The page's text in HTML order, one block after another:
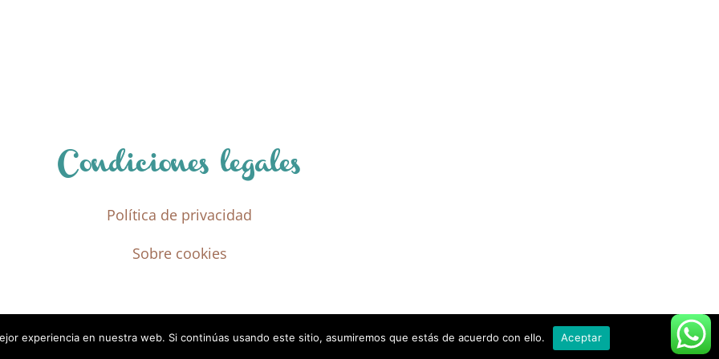
Condiciones legales
Política de privacidad
Sobre cookies
experiencia en nuestra web. Si continúas usando este sitio, asumiremos que estás de acuerdo con ello. Aceptar